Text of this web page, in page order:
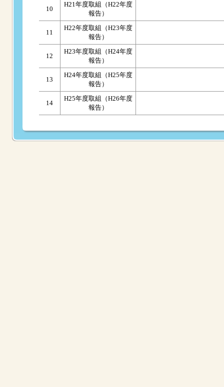
10
H21年度取組（H22年度
報告）
11
H22年度取組（H23年度
報告）
12
H23年度取組（H24年度
報告）
13
H24年度取組（H25年度
報告）
14
H25年度取組（H26年度
報告）